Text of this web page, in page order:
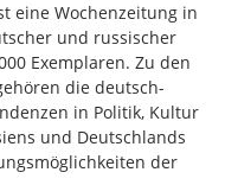
eine Wochenzeitung in
und russischer
Exemplaren. Zu den
die deutsch-
in Politik, Kultur
und Deutschlands
der